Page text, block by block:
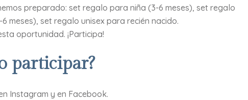
preparado: set regalo para niña (3-6 meses), set regalo
meses), set regalo unisex para recién nacido.
oportunidad. ¡Participa!
participar?
Instagram y en Facebook.